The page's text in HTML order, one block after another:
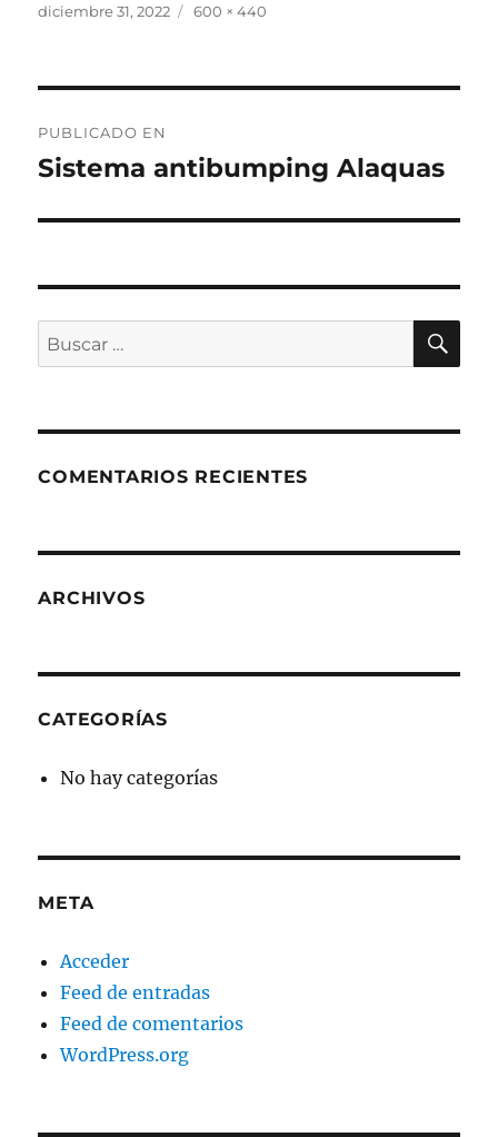
Publicado
diciembre 31, 2022
Tamaño
600 × 440
de
PUBLICADO EN
Sistema antibumping Alaquas
Buscar
por:
COMENTARIOS RECIENTES
ARCHIVOS
CATEGORÍAS
No hay categorías
META
Acceder
Feed de entradas
Feed de comentarios
WordPress.org